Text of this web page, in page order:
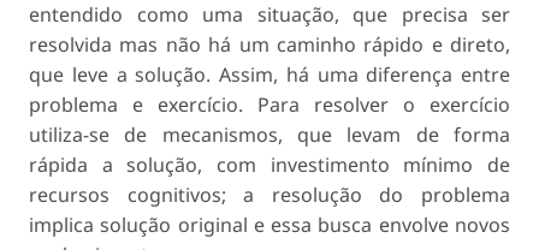
entendido como uma situação, que precisa ser
resolvida mas não há um caminho rápido e direto,
que leve a solução. Assim, há uma diferença entre
problema e exercício. Para resolver o exercício
utiliza-se de mecanismos, que levam de forma
rápida a solução, com investimento mínimo de
recursos cognitivos; a resolução do problema
implica solução original e essa busca envolve novos